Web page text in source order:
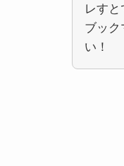
レす
ブック
い！